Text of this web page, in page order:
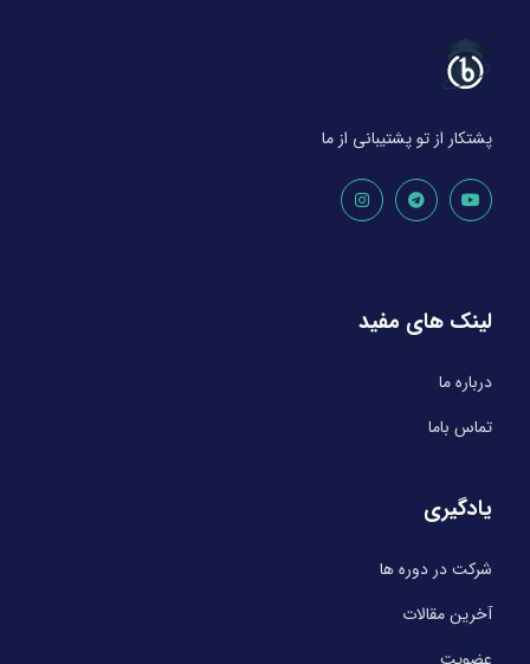
پشتکار از تو پشتیبانی از ما
لینک های مفید
درباره ما
تماس باما
یادگیری
شرکت در دوره ها
آخرین مقالات